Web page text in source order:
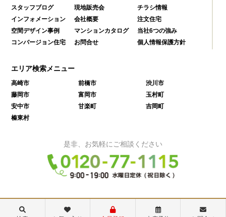
スタッフブログ
現地販売会
チラシ情報
インフォメーション
会社概要
注文住宅
空間デザイン事例
マンションカタログ
当社6つの強み
コンバージョン住宅
お問合せ 個人情報保護方針
エリア検索メニュー
高崎市 前橋市
渋川市
藤岡市
富岡市
玉村町
安中市
甘楽町
吉岡町
榛東村
是非、お気軽にご相談ください